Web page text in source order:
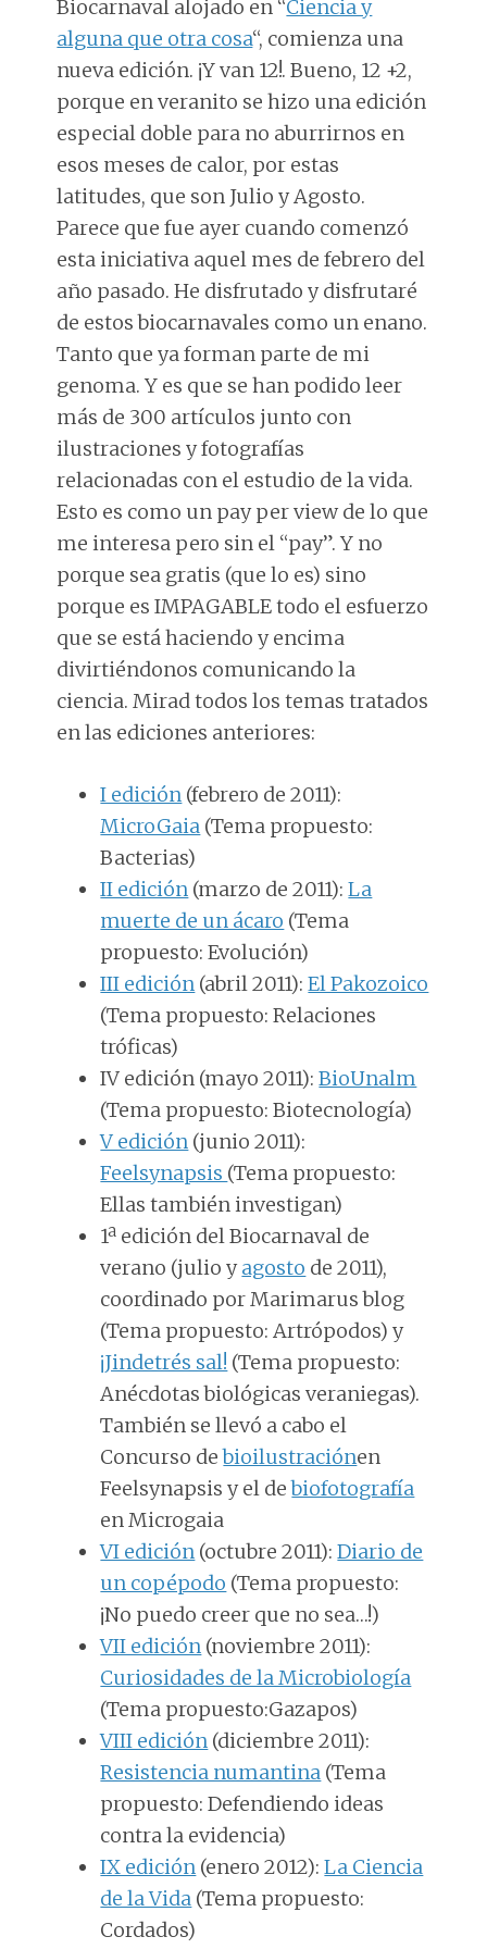
Biocarnaval alojado en “Ciencia y
alguna que otra cosa“, comienza una
nueva edición. ¡Y van 12!. Bueno, 12 +2,
porque en veranito se hizo una edición
especial doble para no aburrirnos en
esos meses de calor, por estas
latitudes, que son Julio y Agosto.
Parece que fue ayer cuando comenzó
esta iniciativa aquel mes de febrero del
año pasado. He disfrutado y disfrutaré
de estos biocarnavales como un enano.
Tanto que ya forman parte de mi
genoma. Y es que se han podido leer
más de 300 artículos junto con
ilustraciones y fotografías
relacionadas con el estudio de la vida.
Esto es como un pay per view de lo que
me interesa pero sin el “pay”. Y no
porque sea gratis (que lo es) sino
porque es IMPAGABLE todo el esfuerzo
que se está haciendo y encima
divirtiéndonos comunicando la
ciencia. Mirad todos los temas tratados
en las ediciones anteriores:
I edición (febrero de 2011):
MicroGaia (Tema propuesto:
Bacterias)
II edición (marzo de 2011):La
muerte de un ácaro (Tema
propuesto: Evolución)
III edición (abril 2011):El Pakozoico
(Tema propuesto: Relaciones
tróficas)
IV edición (mayo 2011):BioUnalm
(Tema propuesto: Biotecnología)
V edición (junio 2011):
Feelsynapsis (Tema propuesto:
Ellas también investigan)
1ª edición del Biocarnaval de
verano (julio yagosto de 2011),
coordinado porMarimarus blog
(Tema propuesto: Artrópodos) y
¡Jindetrés sal! (Tema propuesto:
Anécdotas biológicas veraniegas).
También se llevó a cabo el
Concurso debioilustraciónen
Feelsynapsis y el debiofotografía
en Microgaia
VI edición (octubre 2011):Diario de
un copépodo (Tema propuesto:
¡No puedo creer que no sea…!)
VII edición (noviembre 2011):
Curiosidades de la Microbiología
(Tema propuesto:Gazapos)
VIII edición (diciembre 2011):
Resistencia numantina (Tema
propuesto: Defendiendo ideas
contra la evidencia)
IX edición (enero 2012):La Ciencia
de la Vida (Tema propuesto:
Cordados)